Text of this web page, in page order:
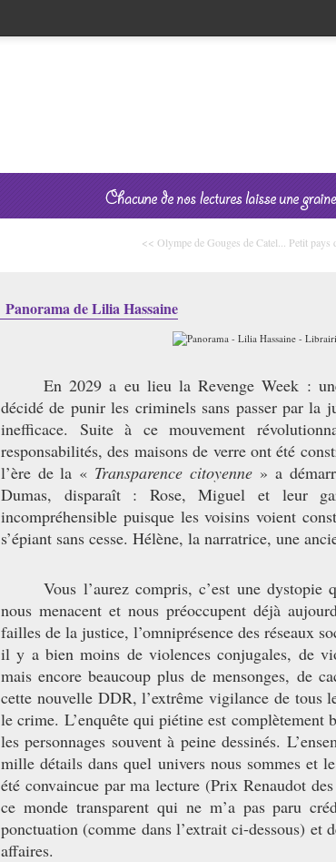
<< Olympe de Gouges de Catel... Petit pays
Panorama de Lilia Hassaine
En 2029 a eu lieu la Revenge Week :
décidé de punir les criminels sans passer par la
inefficace. Suite à ce mouvement
responsabilités, des maisons de verre ont été
l’ère de la « Transparence citoyenne» a
Dumas, disparaît : Rose, Miguel et leur
incompréhensible puisque les voisins voient
s’épiant sans cesse. Hélène, la narratrice, une
Vous l’aurez compris, c’est une
nous menacent et nous préoccupent déjà
failles de la justice, l’omniprésence des réseaux
il y a bien moins de violences conjugales, de
mais encore beaucoup plus de mensonges, de
cette nouvelle DDR, l’extrême vigilance de tous
le crime. L’enquête qui piétine est complètement
les personnages souvent à peine dessinés.
mille détails dans quel univers nous sommes et
été convaincue par ma lecture (Prix Renaudot
ce monde transparent qui ne m’a pas paru
ponctuation (comme dans l’extrait ci-dessous) et
affaires.